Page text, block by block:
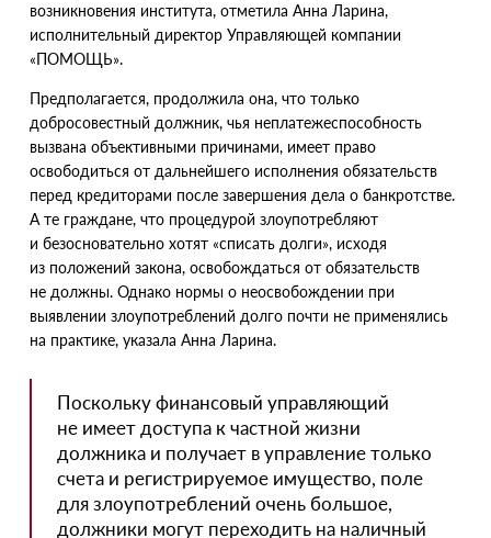
возникновения института, отметила Анна Ларина,
исполнительный директор Управляющей компании
«ПОМОЩЬ».
Предполагается, продолжила она, что только
добросовестный должник, чья неплатежеспособность
вызвана объективными причинами, имеет право
освободиться от дальнейшего исполнения обязательств
перед кредиторами после завершения дела о банкротстве.
А те граждане, что процедурой злоупотребляют
и безосновательно хотят «списать долги», исходя
из положений закона, освобождаться от обязательств
не должны. Однако нормы о неосвобождении при
выявлении злоупотреблений долго почти не применялись
на практике, указала Анна Ларина.
Поскольку финансовый управляющий
не имеет доступа к частной жизни
должника и получает в управление только
счета и регистрируемое имущество, поле
для злоупотреблений очень большое,
должники могут переходить на наличный